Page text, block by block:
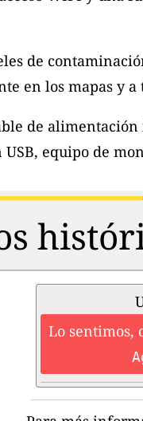
de
en los mapas y a
de
equipo de
Lo sentimos,